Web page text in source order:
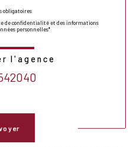
obligatoires
de confidentialité et des informations
personnelles*
l'agence